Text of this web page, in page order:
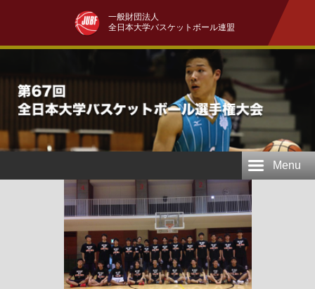
一般財団法人
全日本大学バスケットボール連盟
Menu